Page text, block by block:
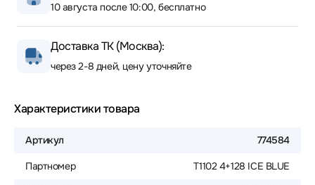
10 августа после 10:00, бесплатно
Доставка ТК (Москва):
через 2-8 дней, цену уточняйте
Характеристики товара
Артикул 774584
Партномер T1102 4+128 ICE BLUE